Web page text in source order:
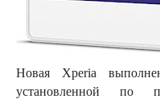
Новая Xperia
установленной по